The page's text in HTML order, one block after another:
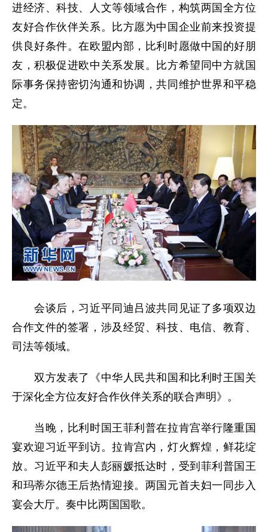
进经济、科技、人文等领域合作，构筑两国全方位
友好合作伙伴关系。比方愿为中国企业前来投资提
供良好条件。在欧盟内部，比利时愿做中国的好朋
友，积极促进欧中关系发展。比方希望同中方就国
际事务保持密切沟通和协调，共同维护世界和平稳
定。
会谈后，习近平同迪吕波共同见证了多项双边
合作文件的签署，涉及经贸、科技、电信、教育、
司法等领域。
双方发表了《中华人民共和国和比利时王国关
于深化全方位友好合作伙伴关系的联合声明》。
当晚，比利时国王菲利普在拉肯宫举行隆重国
宴欢迎习近平到访。拉肯宫内，灯火辉煌，鲜花绽
放。习近平和夫人彭丽媛抵达时，受到菲利普国王
和玛蒂尔德王后热情迎接。两国元首夫妇一同步入
宴会大厅。奏中比两国国歌。